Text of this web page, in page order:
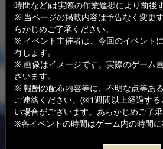
時間など)は実際の作業進捗により前後
※ 当ページの掲載内容は予告なく変更
らかじめご了承ください。
※ イベント主催者は、今回のイベント
有します。
※ 画像はイメージです。実際のゲーム
ざいます。
※ 報酬の配布内容等に、不明な点等あ
ご連絡ください。(※1週間以上経過す
い場合がございます。あらかじめご了
※各イベントの時間はゲーム内の時間に